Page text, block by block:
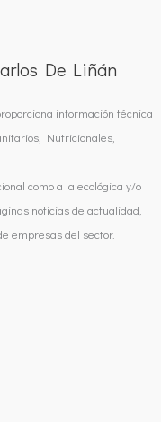
De Liñán
información técnica
Nutricionales,
como a la ecológica y/o
noticias de actualidad,
empresas del sector.